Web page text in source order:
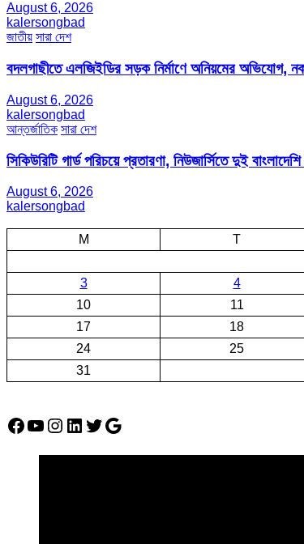
August 6, 2026
kalersongbad
জাতীয় সারা দেশ
বদলগাছীতে এলজিইডির সড়ক নির্মাণে অনিয়মের অভিযোগ,
August 6, 2026
kalersongbad
আন্তর্জাতিক সারা দেশ
সিকিউরিটি গার্ড পরিচয়ে প্রতারণা, নিউজার্সিতে দুই
August 6, 2026
kalersongbad
M
T
3
4
10
11
17
18
24
25
31
Facebook
YouTube
Instagram
LinkedIn
Twitter
Google